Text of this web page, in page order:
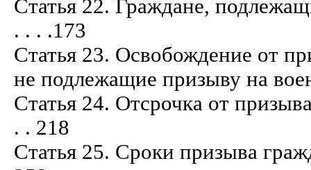
Статья 22. Граждане,
. . . .173
Статья 23. Освобождение от
не подлежащие призыву на
Статья 24. Отсрочка от
. . 218
Статья 25. Сроки призыва